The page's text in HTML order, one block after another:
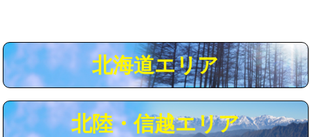
用/3ｍまで)
給水管工事※（塩ビ管（VP・HI）使
用（追加）/3ｍ超え)
+8,800円
給水管工事※（ライニング鋼管・銅
管・ポリ管・HT管使用/3ｍまで)
44,000円
北海道エリア
北陸・信越エリア